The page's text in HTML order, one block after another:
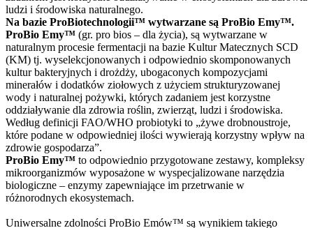
ludzi i środowiska naturalnego.
Na bazie ProBiotechnologii™ wytwarzane są ProBio Emy™.
ProBio Emy™ (gr. pro bios – dla życia), są wytwarzane w
naturalnym procesie fermentacji na bazie Kultur Matecznych SCD
(KM) tj. wyselekcjonowanych i odpowiednio skomponowanych
kultur bakteryjnych i drożdży, ubogaconych kompozycjami
minerałów i dodatków ziołowych z użyciem strukturyzowanej
wody i naturalnej pożywki, których zadaniem jest korzystne
oddziaływanie dla zdrowia roślin, zwierząt, ludzi i środowiska.
Według definicji FAO/WHO probiotyki to „żywe drobnoustroje,
które podane w odpowiedniej ilości wywierają korzystny wpływ na
zdrowie gospodarza”.
ProBio Emy™ to odpowiednio przygotowane zestawy, kompleksy
mikroorganizmów wyposażone w wyspecjalizowane narzędzia
biologiczne – enzymy zapewniające im przetrwanie w
różnorodnych ekosystemach.
Uniwersalne zdolności ProBio Emów™ są wynikiem takiego